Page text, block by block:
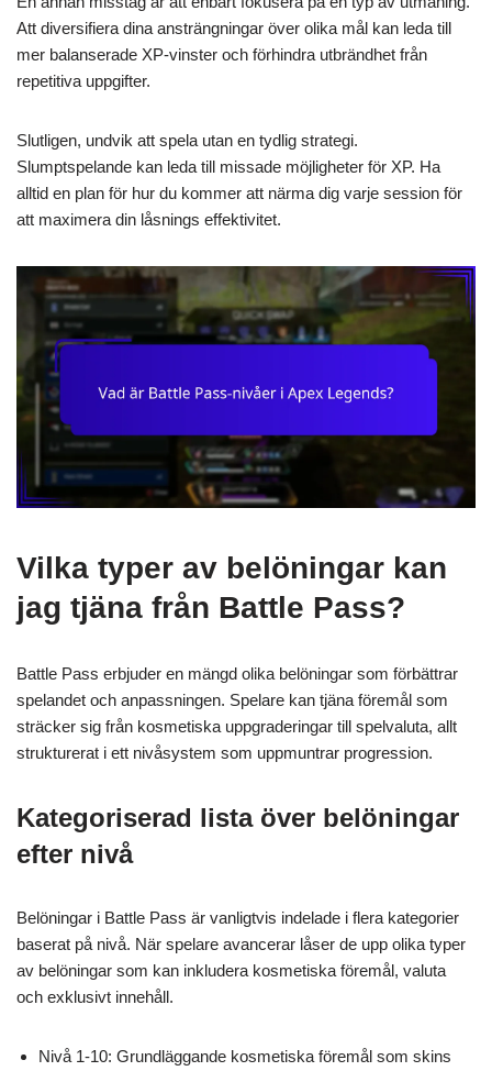
Att diversifiera dina ansträngningar över olika mål kan leda till
mer balanserade XP-vinster och förhindra utbrändhet från
repetitiva uppgifter.
Slutligen, undvik att spela utan en tydlig strategi.
Slumptspelande kan leda till missade möjligheter för XP. Ha
alltid en plan för hur du kommer att närma dig varje session för
att maximera din låsnings effektivitet.
Vilka typer av belöningar kan
jag tjäna från Battle Pass?
Battle Pass erbjuder en mängd olika belöningar som förbättrar
spelandet och anpassningen. Spelare kan tjäna föremål som
sträcker sig från kosmetiska uppgraderingar till spelvaluta, allt
strukturerat i ett nivåsystem som uppmuntrar progression.
Kategoriserad lista över belöningar
efter nivå
Belöningar i Battle Pass är vanligtvis indelade i flera kategorier
baserat på nivå. När spelare avancerar låser de upp olika typer
av belöningar som kan inkludera kosmetiska föremål, valuta
och exklusivt innehåll.
Nivå 1-10: Grundläggande kosmetiska föremål som skins